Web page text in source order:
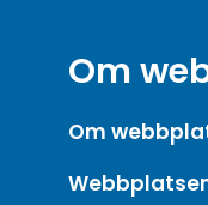
Om
Om